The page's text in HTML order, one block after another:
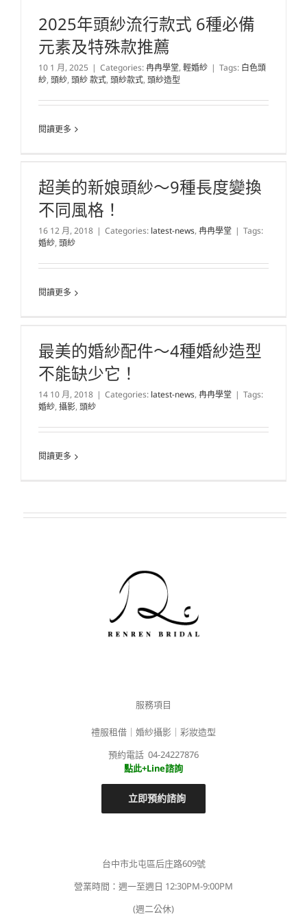
2025年頭紗流行款式 6種必備
元素及特殊款推薦
10 1 月, 2025 | Categories:冉冉學堂, 輕婚紗 | Tags: 白色頭
紗, 頭紗, 頭紗 款式, 頭紗款式, 頭紗造型
閱讀更多
超美的新娘頭紗～9種長度變換
不同風格！
16 12 月, 2018 | Categories: latest-news, 冉冉學堂 | Tags:
婚紗, 頭紗
閱讀更多
最美的婚紗配件～4種婚紗造型
不能缺少它！
14 10 月, 2018 | Categories: latest-news, 冉冉學堂 | Tags:
婚紗, 攝影, 頭紗
閱讀更多
服務項目
禮服租借｜婚紗攝影｜彩妝造型
預約電話 04-24227876
點此+Line諮詢
立即預約諮詢
台中市北屯區后庄路609號
營業時間：週一至週日 12:30PM-9:00PM
(週二公休)